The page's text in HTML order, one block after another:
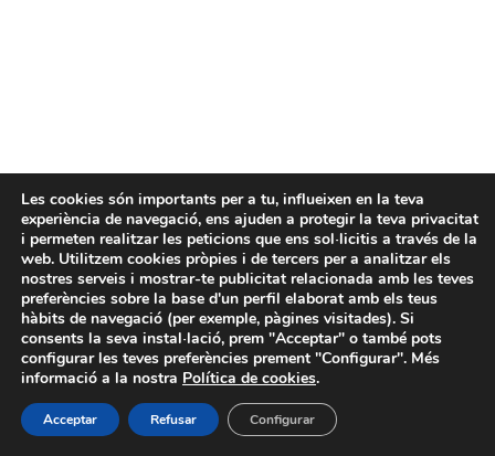
Les cookies són importants per a tu, influeixen en la teva
experiència de navegació, ens ajuden a protegir la teva privacitat
i permeten realitzar les peticions que ens sol·licitis a través de la
web. Utilitzem cookies pròpies i de tercers per a analitzar els
nostres serveis i mostrar-te publicitat relacionada amb les teves
preferències sobre la base d'un perfil elaborat amb els teus
hàbits de navegació (per exemple, pàgines visitades). Si
consents la seva instal·lació, prem "Acceptar" o també pots
configurar les teves preferències prement "Configurar". Més
informació a la nostra Política de cookies.
Acceptar Refusar Configurar